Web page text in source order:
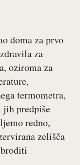
doma za prvo
za
oziroma za
termometra,
predpiše
redno,
zelišča